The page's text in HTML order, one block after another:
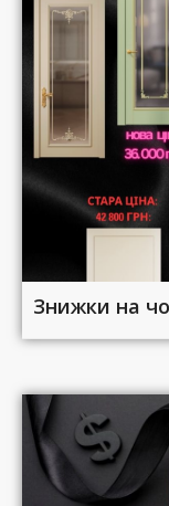
Знижки на